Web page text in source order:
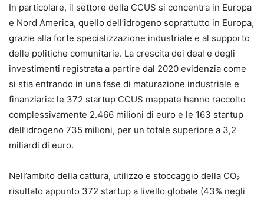
In particolare, il settore della CCUS si concentra in Europa
e Nord America, quello dell’idrogeno soprattutto in Europa,
grazie alla forte specializzazione industriale e al supporto
delle politiche comunitarie. La crescita dei deal e degli
investimenti registrata a partire dal 2020 evidenzia come
si stia entrando in una fase di maturazione industriale e
finanziaria: le 372 startup CCUS mappate hanno raccolto
complessivamente 2.466 milioni di euro e le 163 startup
dell’idrogeno 735 milioni, per un totale superiore a 3,2
miliardi di euro.
Nell’ambito della cattura, utilizzo e stoccaggio della CO₂
risultato appunto 372 startup a livello globale (43% negli